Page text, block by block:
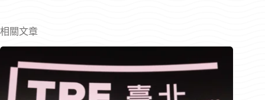
相關文章